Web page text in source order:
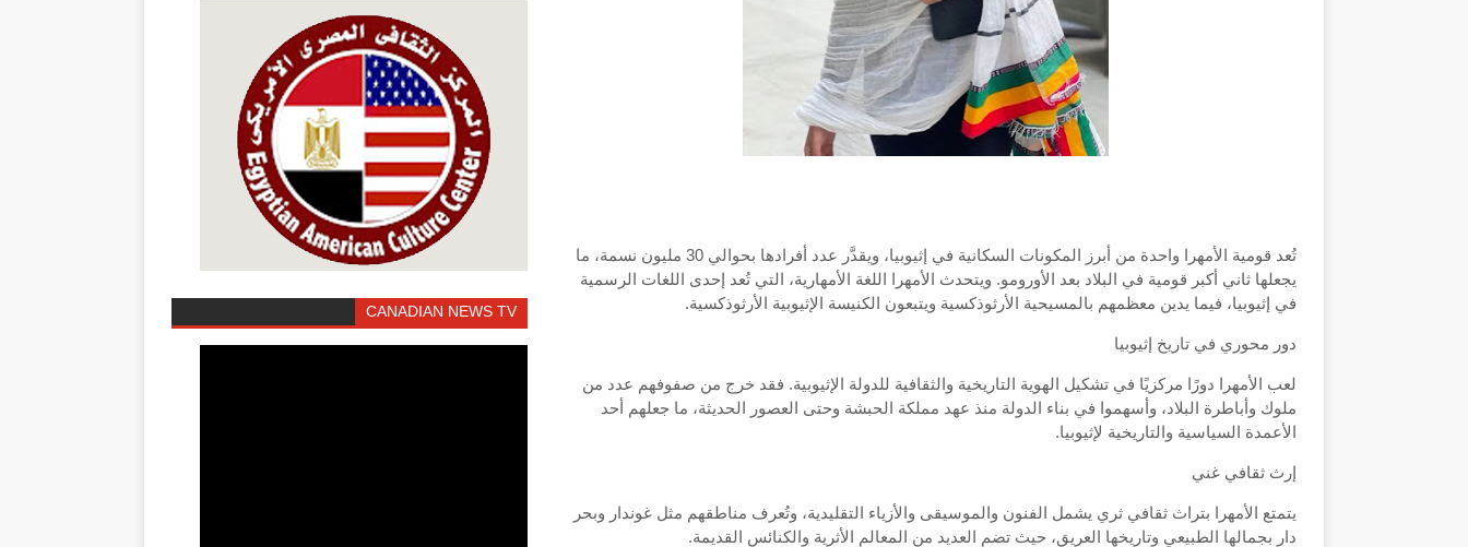
تُعد قومية الأمهرا واحدة من أبرز المكونات السكانية في إثيوبيا، ويقدَّر عدد أفرادها بحوالي 30 مليون نسمة، ما
يجعلها ثاني أكبر قومية في البلاد بعد الأورومو. ويتحدث الأمهرا اللغة الأمهارية، التي تُعد إحدى اللغات الرسمية
في إثيوبيا، فيما يدين معظمهم بالمسيحية الأرثوذكسية ويتبعون الكنيسة الإثيوبية الأرثوذكسية.
دور محوري في تاريخ إثيوبيا
لعب الأمهرا دورًا مركزيًا في تشكيل الهوية التاريخية والثقافية للدولة الإثيوبية. فقد خرج من صفوفهم عدد من
ملوك وأباطرة البلاد، وأسهموا في بناء الدولة منذ عهد مملكة الحبشة وحتى العصور الحديثة، ما جعلهم أحد
الأعمدة السياسية والتاريخية لإثيوبيا.
إرث ثقافي غني
يتمتع الأمهرا بتراث ثقافي ثري يشمل الفنون والموسيقى والأزياء التقليدية، وتُعرف مناطقهم مثل غوندار وبحر
دار بجمالها الطبيعي وتاريخها العريق، حيث تضم العديد من المعالم الأثرية والكنائس القديمة.
CANADIAN NEWS TV